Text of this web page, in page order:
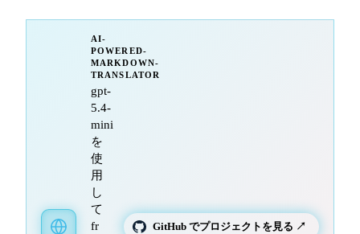
AI-
POWERED-
MARKDOWN-
TRANSLATOR
gpt-
5.4-
mini
を
使
用
し
て
fr
GitHub でプロジェクトを見る ↗